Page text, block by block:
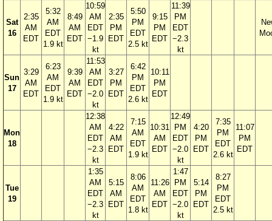
Sat
16
2:35
AM
EDT
5:32
AM
EDT
1.9 kt
8:49
AM
EDT
10:59
AM
EDT
−1.9
kt
2:35
PM
EDT
5:50
PM
EDT
2.5 kt
9:15
PM
EDT
11:39
PM
EDT
−2.3
kt
Sun
17
3:29
AM
EDT
6:23
AM
EDT
1.9 kt
9:39
AM
EDT
11:53
AM
EDT
−2.0
kt
3:27
PM
EDT
6:42
PM
EDT
2.6 kt
10:11
PM
EDT
Mon
18
12:38
AM
EDT
−2.3
kt
4:22
AM
EDT
7:15
AM
EDT
1.9 kt
10:31
AM
EDT
12:49
PM
EDT
−2.0
kt
4:20
PM
EDT
7:35
PM
EDT
2.6 kt
11:07
PM
EDT
Tue
19
1:35
AM
EDT
−2.3
kt
5:15
AM
EDT
8:06
AM
EDT
1.8 kt
11:26
AM
EDT
1:47
PM
EDT
−2.0
kt
5:14
PM
EDT
8:27
PM
EDT
2.5 kt